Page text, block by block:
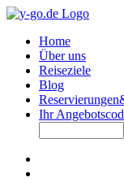
Zum
springenHome
Über uns
Reiseziele
Blog
Ihr